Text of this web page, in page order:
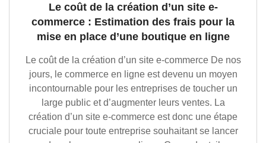
Le coût de la création d’un site e-
commerce : Estimation des frais pour la
mise en place d’une boutique en ligne
Le coût de la création d’un site e-commerce De nos
jours, le commerce en ligne est devenu un moyen
incontournable pour les entreprises de toucher un
large public et d’augmenter leurs ventes. La
création d’un site e-commerce est donc une étape
cruciale pour toute entreprise souhaitant se lancer